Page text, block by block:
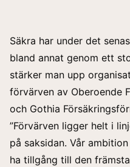
Säkra har under det
bland annat genom ett
stärker man upp
förvärven av Oberoende
och Gothia
”Förvärven ligger helt i
på saksidan. Vår
ha tillgång till den